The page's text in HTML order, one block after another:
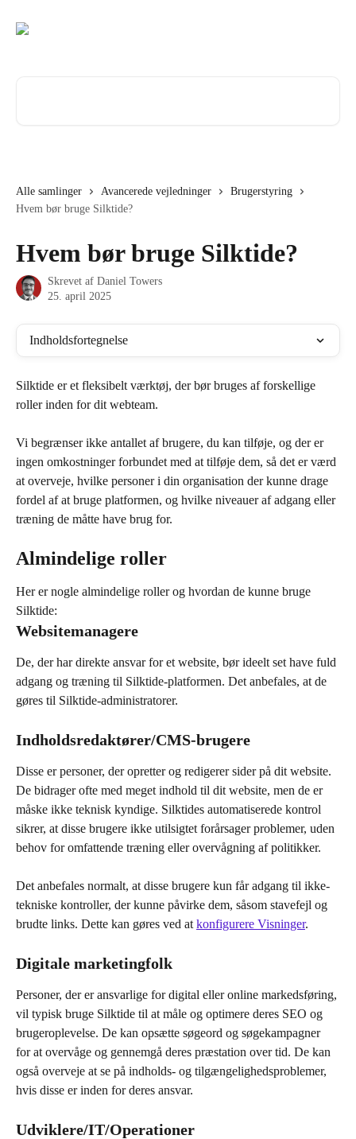
Alle samlinger Avancerede vejledninger
Brugerstyring
Hvem bør bruge Silktide?
Hvem bør bruge Silktide?
Skrevet af Daniel Towers
25. april 2025
Indholdsfortegnelse
Silktide er et fleksibelt værktøj, der bør bruges af forskellige
roller inden for dit webteam.
Vi begrænser ikke antallet af brugere, du kan tilføje, og der er
ingen omkostninger forbundet med at tilføje dem, så det er værd
at overveje, hvilke personer i din organisation der kunne drage
fordel af at bruge platformen, og hvilke niveauer af adgang eller
træning de måtte have brug for.
Almindelige roller
Her er nogle almindelige roller og hvordan de kunne bruge
Silktide:
Websitemanagere
De, der har direkte ansvar for et website, bør ideelt set have fuld
adgang og træning til Silktide-platformen. Det anbefales, at de
gøres til Silktide-administratorer.
Indholdsredaktører/CMS-brugere
Disse er personer, der opretter og redigerer sider på dit website.
De bidrager ofte med meget indhold til dit website, men de er
måske ikke teknisk kyndige. Silktides automatiserede kontrol
sikrer, at disse brugere ikke utilsigtet forårsager problemer, uden
behov for omfattende træning eller overvågning af politikker.
Det anbefales normalt, at disse brugere kun får adgang til ikke-
tekniske kontroller, der kunne påvirke dem, såsom stavefejl og
brudte links. Dette kan gøres ved at konfigurere Visninger.
Digitale marketingfolk
Personer, der er ansvarlige for digital eller online markedsføring,
vil typisk bruge Silktide til at måle og optimere deres SEO og
brugeroplevelse. De kan opsætte søgeord og søgekampagner
for at overvåge og gennemgå deres præstation over tid. De kan
også overveje at se på indholds- og tilgængelighedsproblemer,
hvis disse er inden for deres ansvar.
Udviklere/IT/Operationer